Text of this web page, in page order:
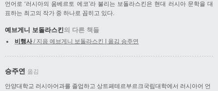
언어로 ‘러시아의 움베르토 에코’라 불리는 보돌라스킨은 현대 러시아 문학을 대
표하는 최고의 작가 중 하나로 꼽히고 있다.
예브게니 보돌라스킨의 다른 책들
비행사/ 지음 예브게니 보돌라스킨 | 옮김 승주연
승주연 옮김
안양대학교 러시아어과를 졸업하고 상트페테르부르크국립대학에서 러시아어 언